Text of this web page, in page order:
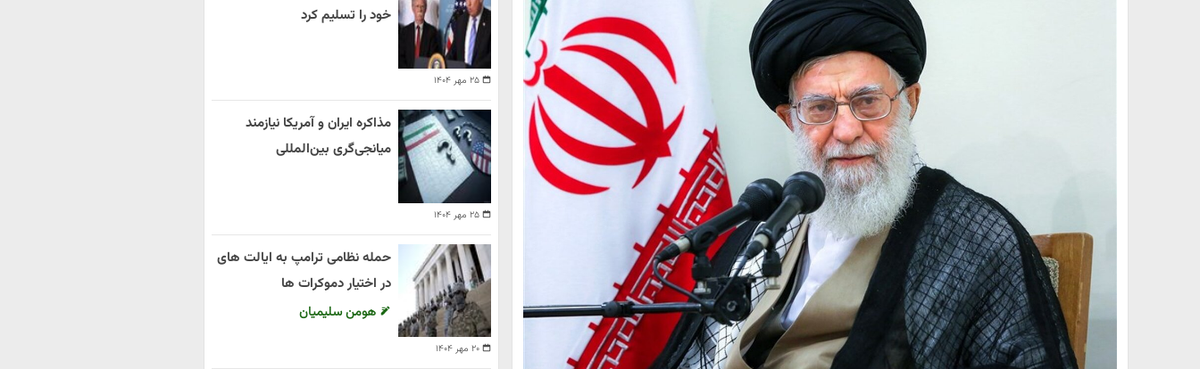
۲۵ مهر ۱۴۰۴
خود را تسلیم کرد
۲۵ مهر ۱۴۰۴
مذاکره ایران و آمریکا نیازمند
میانجی‌گری بین‌المللی
۲۰ مهر ۱۴۰۴
حمله نظامی ترامپ به ایالت های
در اختیار دموکرات ها
هومن سلیمیان